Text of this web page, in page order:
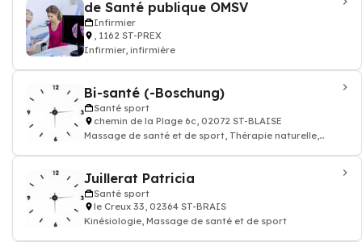
de Santé publique OMSV
Infirmier
, 1162 ST-PREX
Infirmier, infirmière
Bi-santé (-Boschung)
Santé sport
chemin de la Plage 6c, 02072 ST-BLAISE
Massage de santé et de sport, Thérapie naturelle,
Juillerat Patricia
Santé sport
le Creux 33, 02364 ST-BRAIS
Kinésiologie, Massage de santé et de sport